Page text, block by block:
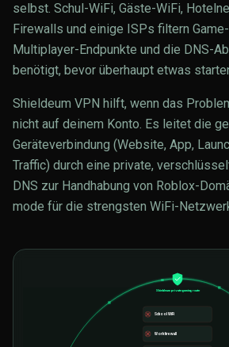
selbst. Schul-WiFi, Gäste-WiFi,
Firewalls und einige ISPs filtern Game-
Multiplayer-Endpunkte und die DNS-
benötigt, bevor überhaupt etwas
Shieldeum VPN hilft, wenn das
nicht auf deinem Konto. Es leitet die
Geräteverbindung (Website, App,
Traffic) durch eine private,
DNS zur Handhabung von Roblox-
mode für die strengsten WiFi-
School WiFi
Work firewall
Shieldeum private gaming route